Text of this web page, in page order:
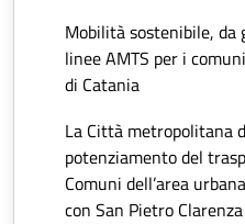
Mobilità sostenibile, da
linee AMTS per i
di Catania
La Città metropolitana
potenziamento del
Comuni dell’area
con San Pietro Clarenza